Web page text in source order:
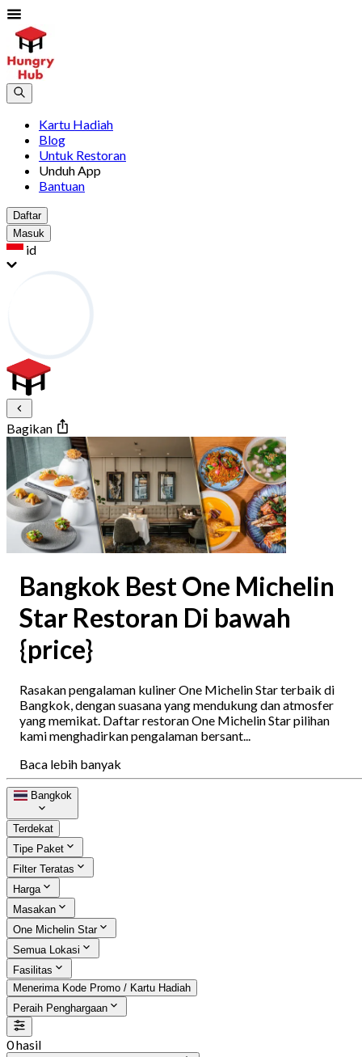
Kartu Hadiah
Blog
Untuk Restoran
Unduh App
Bantuan
Daftar
Masuk
id
Bagikan
Bangkok Best One Michelin
Star Restoran Di bawah
{price}
Rasakan pengalaman kuliner One Michelin Star terbaik di
Bangkok, dengan suasana yang mendukung dan atmosfer
yang memikat. Daftar restoran One Michelin Star pilihan
kami menghadirkan pengalaman bersant...
Baca lebih banyak
Bangkok
Terdekat
Tipe Paket
Filter Teratas
Harga
Masakan
One Michelin Star
Semua Lokasi
Fasilitas
Menerima Kode Promo / Kartu Hadiah
Peraih Penghargaan
0 hasil